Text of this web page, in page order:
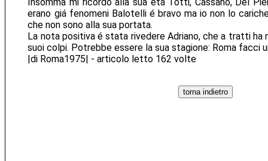
erano giá fenomeni Balotelli é bravo ma io non lo
che non sono alla sua portata.
La nota positiva é stata rivedere Adriano, che a tratti ha
suoi colpi. Potrebbe essere la sua stagione: Roma facci
|di Roma1975| - articolo letto 162 volte